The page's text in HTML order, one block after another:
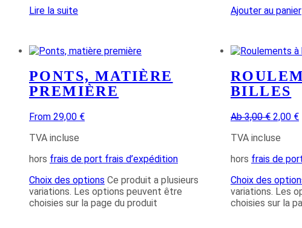
Lire la suite
Ajouter au panier
PONTS, MATIÈRE
PREMIÈRE
From 29,00 €
TVA incluse
hors frais de port frais d’expédition
Choix des options Ce produit a plusieurs
variations. Les options peuvent être
choisies sur la page du produit
BILLES
Ab 3,00 € 2,00 €
TVA incluse
hors frais de
Choix des
variations. Les
choisies sur la